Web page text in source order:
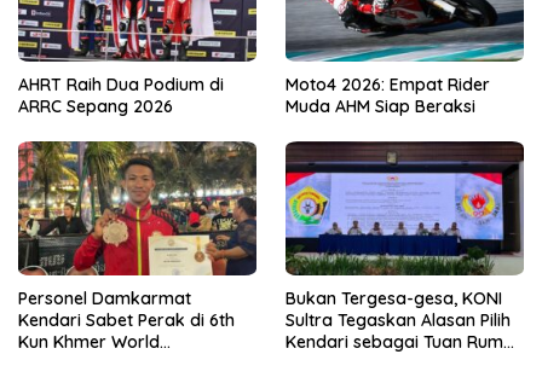
AHRT Raih Dua Podium di
ARRC Sepang 2026
Moto4 2026: Empat Rider
Muda AHM Siap Beraksi
Personel Damkarmat
Kendari Sabet Perak di 6th
Kun Khmer World
Bukan Tergesa-gesa, KONI
Sultra Tegaskan Alasan Pilih
Kendari sebagai Tuan Rumah